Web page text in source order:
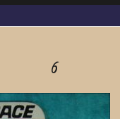
6